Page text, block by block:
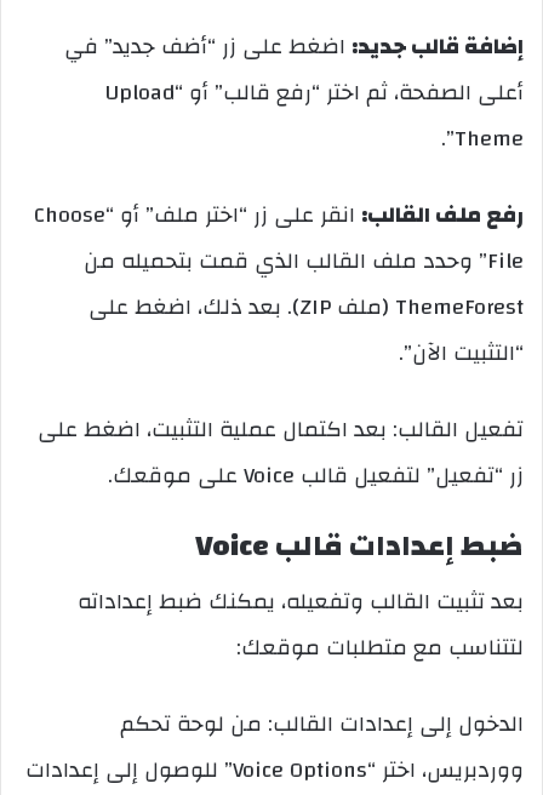
إضافة قالب جديد: اضغط على زر “أضف جديد” في
أعلى الصفحة، ثم اختر “رفع قالب” أو “Upload
Theme”.
رفع ملف القالب:
انقر على زر “اختر ملف” أو “Choose
File” وحدد ملف القالب الذي قمت بتحميله من
ThemeForest (ملف ZIP). بعد ذلك، اضغط على
“التثبيت الآن”.
تفعيل القالب: بعد اكتمال عملية التثبيت، اضغط على
زر “تفعيل” لتفعيل قالب Voice على موقعك.
ضبط إعدادات قالب Voice
بعد تثبيت القالب وتفعيله، يمكنك ضبط إعداداته
لتتناسب مع متطلبات موقعك:
الدخول إلى إعدادات القالب: من لوحة تحكم
ووردبريس، اختر “Voice Options” للوصول إلى إعدادات